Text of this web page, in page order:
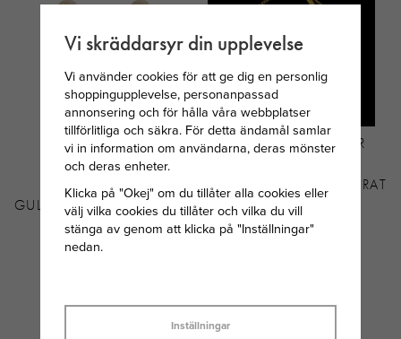
SNÖ OF SWEDEN
RIBBON SMALL
ÖRHÄNGE
GULDPLÄTERAD MÄSSING
90 KR
MARIA NILSDOTTER
ARMBAND GULDPLÄTERAT
SILVER
2 295 KR
Vi skräddarsyr din upplevelse
Vi använder cookies för att ge dig en personlig
shoppingupplevelse, personanpassad
annonsering och för hålla våra webbplatser
tillförlitliga och säkra. För detta ändamål samlar
vi in information om användarna, deras mönster
och deras enheter.
Klicka på "Okej" om du tillåter alla cookies eller
välj vilka cookies du tillåter och vilka du vill
stänga av genom att klicka på "Inställningar"
nedan.
Inställningar